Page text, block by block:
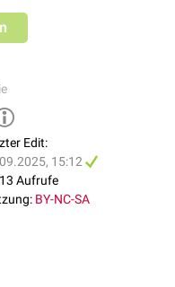
Edit:
15:12
Aufrufe
BY-NC-SA